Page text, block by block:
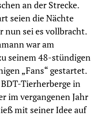
an der Strecke.
seien die Nächte
nun sei es vollbracht.
war am
seinem 48-stündigen
„Fans“ gestartet.
Tierherberge in
im vergangenen Jahr
mit seiner Idee auf